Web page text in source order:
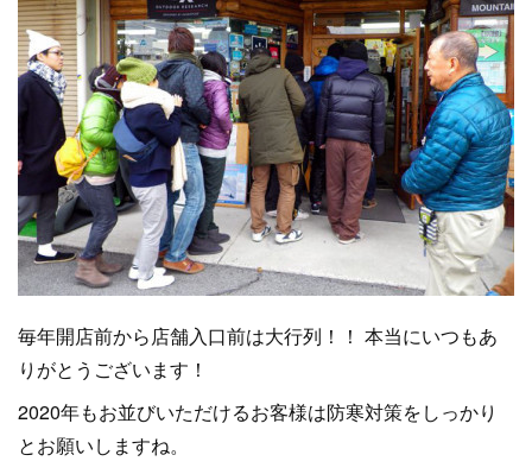
毎年開店前から店舗入口前は大行列！！ 本当にいつもあ
りがとうございます！
2020年もお並びいただけるお客様は防寒対策をしっかり
とお願いしますね。